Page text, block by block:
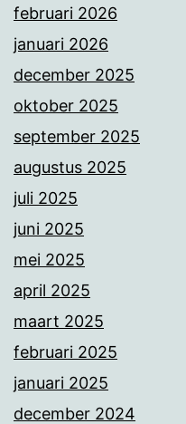
februari 2026
januari 2026
december 2025
oktober 2025
september 2025
augustus 2025
juli 2025
juni 2025
mei 2025
april 2025
maart 2025
februari 2025
januari 2025
december 2024